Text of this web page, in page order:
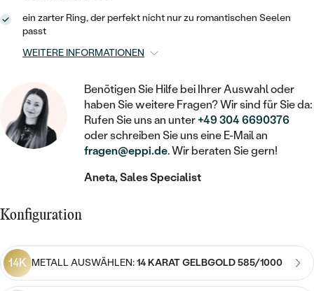
VON HAND GRAVIERTE
IM SET
NACH PREIS
GÜNSTIG
LUXURIÖSE
WÄHLE EINEN RING
DIAMANTEN ZUM EINFASSEN
LAB GROWN DIAMANTEN ZUM
EINFASSEN
FARBIGE DIAMANTEN ZUM EINFASSEN
NACH EDELSTEIN
MIT DIAMANT
MIT LAB GROWN DIAMANT
MIT MOISSANIT
SCHMUCKSET
HERRENSCHMUCK
SCHMUCK FÜR KINDER
BROSCHEN
SCHMUCKZUBEHÖR
SILBER
SOLITÄR
HERZ
PIERCINGS
MIT DIAMANT
MIT EDELSTEIN
PERLENOHRRINGE
MIT STERNZEICHEN
MINIMALISTISCH
MEDAILLON
KETTEN
HERZKETTEN
MIT DIAMANT
MINIMALISTISCHE
SIEGELRINGE
PERSONALISIERT
NACH EDELSTEIN
MIT DIAMANT
MIT EDELSTEIN
PERLENRINGE
ein zarter Ring, der perfekt nicht nur zu romantischen Seelen
passt
WEITERE INFORMATIONEN
Benötigen Sie Hilfe bei Ihrer Auswahl oder
haben Sie weitere Fragen? Wir sind für Sie da:
Rufen Sie uns an unter+49 304 6690376
oder schreiben Sie uns eine E-Mail an
fragen@eppi.de. Wir beraten Sie gern!
Aneta, Sales Specialist
Konfiguration
14K METALL AUSWÄHLEN:14 KARAT GELBGOLD 585/1000